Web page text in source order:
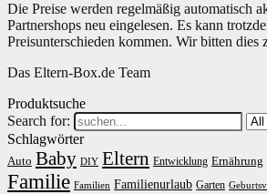
Die Preise werden regelmäßig automatisch
Partnershops neu eingelesen. Es kann
Preisunterschieden kommen. Wir bitten dies
Das Eltern-Box.de Team
Produktsuche
Search for:
Schlagwörter
Auto Baby DIY Eltern Entwicklung Ernährung
Familie Familien Familienurlaub Garten